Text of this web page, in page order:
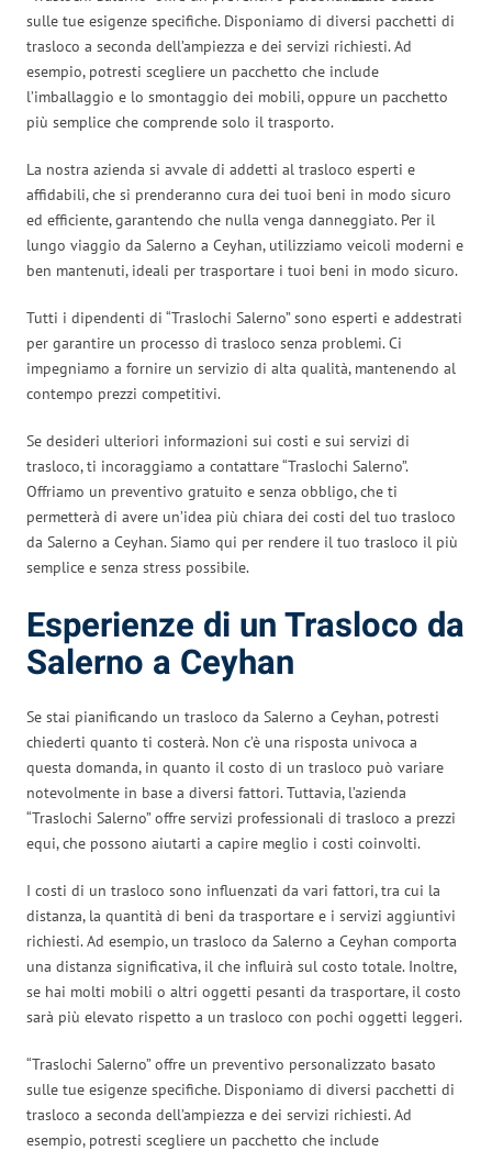
sulle tue esigenze specifiche. Disponiamo di diversi pacchetti di
trasloco a seconda dell’ampiezza e dei servizi richiesti. Ad
esempio, potresti scegliere un pacchetto che include
l’imballaggio e lo smontaggio dei mobili, oppure un pacchetto
più semplice che comprende solo il trasporto.
La nostra azienda si avvale di addetti al trasloco esperti e
affidabili, che si prenderanno cura dei tuoi beni in modo sicuro
ed efficiente, garantendo che nulla venga danneggiato. Per il
lungo viaggio da Salerno a Ceyhan, utilizziamo veicoli moderni e
ben mantenuti, ideali per trasportare i tuoi beni in modo sicuro.
Tutti i dipendenti di “Traslochi Salerno” sono esperti e addestrati
per garantire un processo di trasloco senza problemi. Ci
impegniamo a fornire un servizio di alta qualità, mantenendo al
contempo prezzi competitivi.
Se desideri ulteriori informazioni sui costi e sui servizi di
trasloco, ti incoraggiamo a contattare “Traslochi Salerno”.
Offriamo un preventivo gratuito e senza obbligo, che ti
permetterà di avere un’idea più chiara dei costi del tuo trasloco
da Salerno a Ceyhan. Siamo qui per rendere il tuo trasloco il più
semplice e senza stress possibile.
Esperienze di un Trasloco da
Salerno a Ceyhan
Se stai pianificando un trasloco da Salerno a Ceyhan, potresti
chiederti quanto ti costerà. Non c’è una risposta univoca a
questa domanda, in quanto il costo di un trasloco può variare
notevolmente in base a diversi fattori. Tuttavia, l’azienda
“Traslochi Salerno” offre servizi professionali di trasloco a prezzi
equi, che possono aiutarti a capire meglio i costi coinvolti.
I costi di un trasloco sono influenzati da vari fattori, tra cui la
distanza, la quantità di beni da trasportare e i servizi aggiuntivi
richiesti. Ad esempio, un trasloco da Salerno a Ceyhan comporta
una distanza significativa, il che influirà sul costo totale. Inoltre,
se hai molti mobili o altri oggetti pesanti da trasportare, il costo
sarà più elevato rispetto a un trasloco con pochi oggetti leggeri.
“Traslochi Salerno” offre un preventivo personalizzato basato
sulle tue esigenze specifiche. Disponiamo di diversi pacchetti di
trasloco a seconda dell’ampiezza e dei servizi richiesti. Ad
esempio, potresti scegliere un pacchetto che include